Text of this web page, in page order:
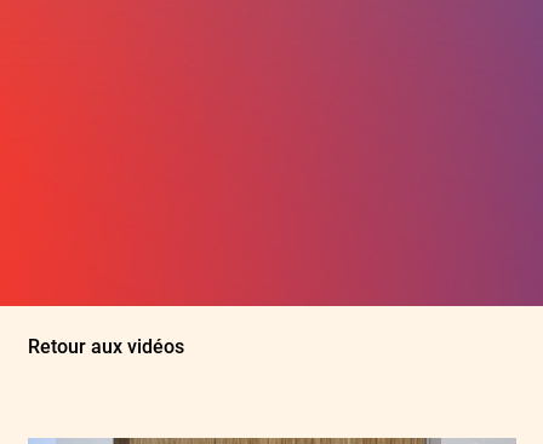
Retour aux vidéos